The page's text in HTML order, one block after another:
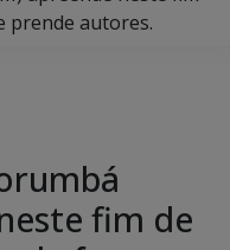
prende autores.
fim de